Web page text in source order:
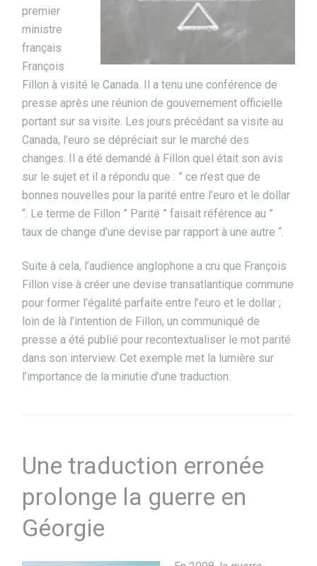
premier
ministre
français
François
Fillon à visité le Canada. Il a tenu une conférence de
presse après une réunion de gouvernement officielle
portant sur sa visite. Les jours précédant sa visite au
Canada, l’euro se dépréciait sur le marché des
changes. Il a été demandé à Fillon quel était son avis
sur le sujet et il a répondu que : ” ce n’est que de
bonnes nouvelles pour la parité entre l’euro et le dollar
“. Le terme de Fillon ” Parité ” faisait référence au ”
taux de change d’une devise par rapport à une autre “.
Suite à cela, l’audience anglophone a cru que François
Fillon vise à créer une devise transatlantique commune
pour former l’égalité parfaite entre l’euro et le dollar ;
loin de là l’intention de Fillon, un communiqué de
presse a été publié pour recontextualiser le mot parité
dans son interview. Cet exemple met la lumière sur
l’importance de la minutie d’une traduction.
Une traduction erronée
prolonge la guerre en
Géorgie